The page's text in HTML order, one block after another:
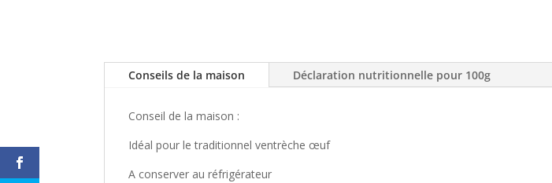
Conseils de la maison Déclaration nutritionnelle pour 100g
Conseil de la maison :
Idéal pour le traditionnel ventrèche œuf
A conserver au réfrigérateur